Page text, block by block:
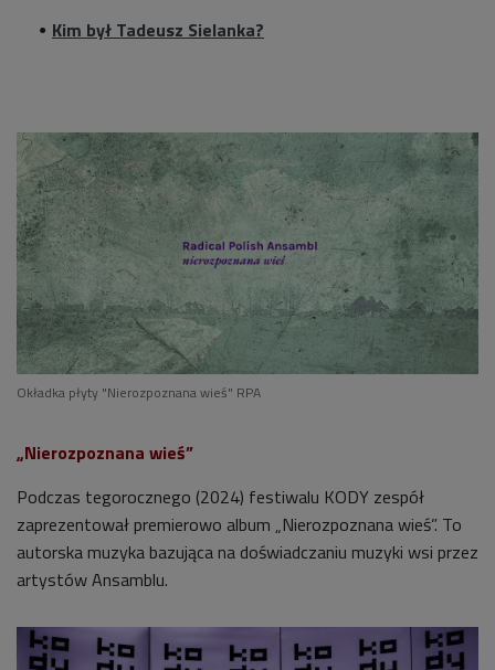
Kim był Tadeusz Sielanka?
Okładka płyty "Nierozpoznana wieś" RPA
„Nierozpoznana wieś”
Podczas tegorocznego (2024) festiwalu KODY zespół
zaprezentował premierowo album „Nierozpoznana wieś”. To
autorska muzyka bazująca na doświadczaniu muzyki wsi przez
artystów Ansamblu.